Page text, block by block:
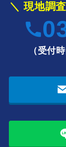
＼ 現地調
（受付